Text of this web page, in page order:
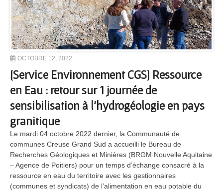
OCTOBRE 12, 2022
[Service Environnement CGS] Ressource
en Eau : retour sur 1 journée de
sensibilisation à l’hydrogéologie en pays
granitique
Le mardi 04 octobre 2022 dernier, la Communauté de
communes Creuse Grand Sud a accueilli le Bureau de
Recherches Géologiques et Minières (BRGM Nouvelle Aquitaine
– Agence de Poitiers) pour un temps d’échange consacré à la
ressource en eau du territoire avec les gestionnaires
(communes et syndicats) de l’alimentation en eau potable du